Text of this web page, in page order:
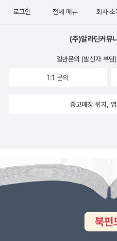
요에 의해 더 많이 일해야 했다.
과 여가의 경계가 희미해져 노동
라고 말한다. 프레카리아트는 소
한 노동을 하는 계급이다. 그들 대
의 시간을 거의 통제할 수 없게
비생산적인 일에 상당한 시간을
일을 기다리며 시간을 때우는 ‘대
기 위해 구직활동을 증명해야 하는
성을 높이기 위해 형식적인 직업
‘훈련으로서의 일’ 등이 그렇다.
다. 우리는 어릴 때부터 하고 싶은
적인 무엇이 경제순환에 도움이 되
부터 공짜로 얻어내려 한다.’는 말
인 일보다 경제순환에 도움이 되
셈이지요. 이 공식을 성립할 수
않습니다. 사회는 이미 돈을 매개로 한 경제순환이 기본적 생활
을 위한 구조로 되어 있습니다. 개
평가합니다. 그 지표를 위해 복지
제도에서 개인의 일은 철저히 배
로그인 전체 메뉴 회사 소
(주)알라딘커뮤
일반문의 (발신자 부담)
1:1 문의
중고매장 위치,